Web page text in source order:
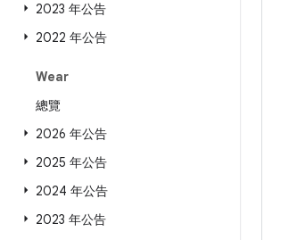
2023 年公告
2022 年公告
Wear
總覽
2026 年公告
2025 年公告
2024 年公告
2023 年公告